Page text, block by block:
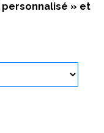
» et